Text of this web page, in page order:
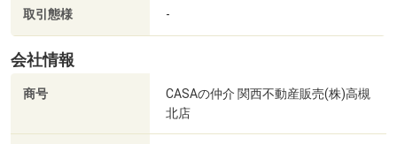
最後に店舗や現地にて資金や税金のお話などもいたしま
す。
答えします。
取引態様 -
会社情報
商号
CASAの仲介 関西不動産販売(株)高槻
北店